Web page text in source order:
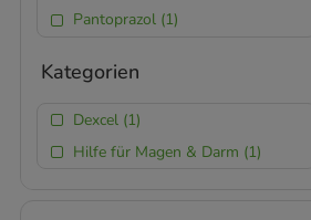
Pantoprazol (1)
Kategorien
Dexcel (1)
Hilfe für Magen & Darm (1)